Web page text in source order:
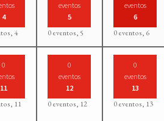
4
4
eventos
5
0 eventos,5
eventos
6
0 eventos, 6
0
11
11
0
eventos
12
0 eventos, 12
0
eventos
13
0 eventos, 13